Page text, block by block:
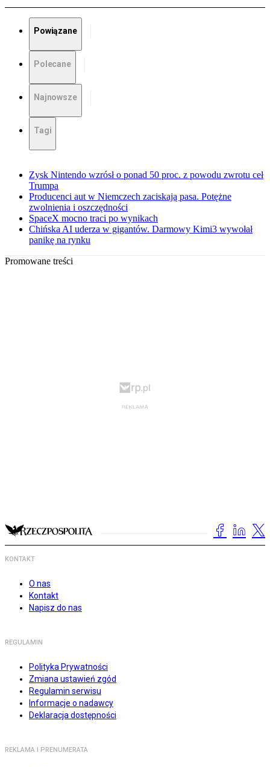
Powiązane
Polecane
Najnowsze
Tagi
Zysk Nintendo wzrósł o ponad 50 proc. z powodu zwrotu ceł
Trumpa
Producenci aut w Niemczech zaciskają pasa. Potężne
zwolnienia i oszczędności
SpaceX mocno traci po wynikach
Chińska AI uderza w gigantów. Darmowy Kimi3 wywołał
panikę na rynku
Promowane treści
KONTAKT
O nas
Kontakt
Napisz do nas
REGULAMIN
Polityka Prywatności
Zmiana ustawień zgód
Regulamin serwisu
Informacje o nadawcy
Deklaracja dostępności
REKLAMA I PRENUMERATA